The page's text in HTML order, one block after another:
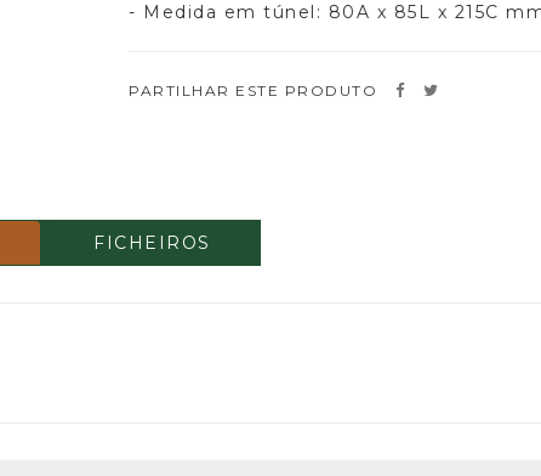
- Medida em túnel: 80A x 85L x 215C
PARTILHAR ESTE PRODUTO
FICHEIROS